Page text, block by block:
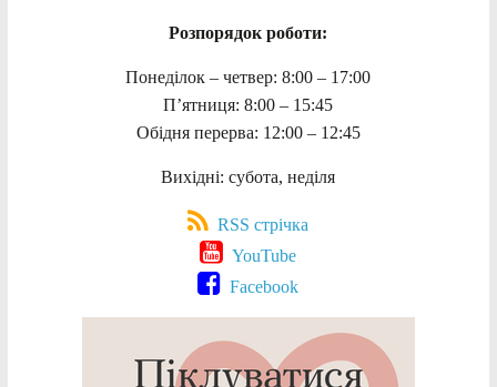
Розпорядок роботи:
Понеділок – четвер: 8:00 – 17:00
П’ятниця: 8:00 – 15:45
Обідня перерва: 12:00 – 12:45
Вихідні: субота, неділя
RSS стрічка
YouTube
Facebook